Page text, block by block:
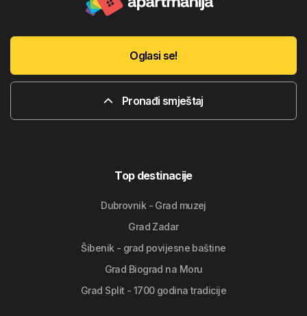
Oglasi se!
Pronađi smještaj
Top destinacije
Dubrovnik - Grad muzej
Grad Zadar
Šibenik - grad povijesne baštine
Grad Biograd na Moru
Grad Split - 1700 godina tradicije